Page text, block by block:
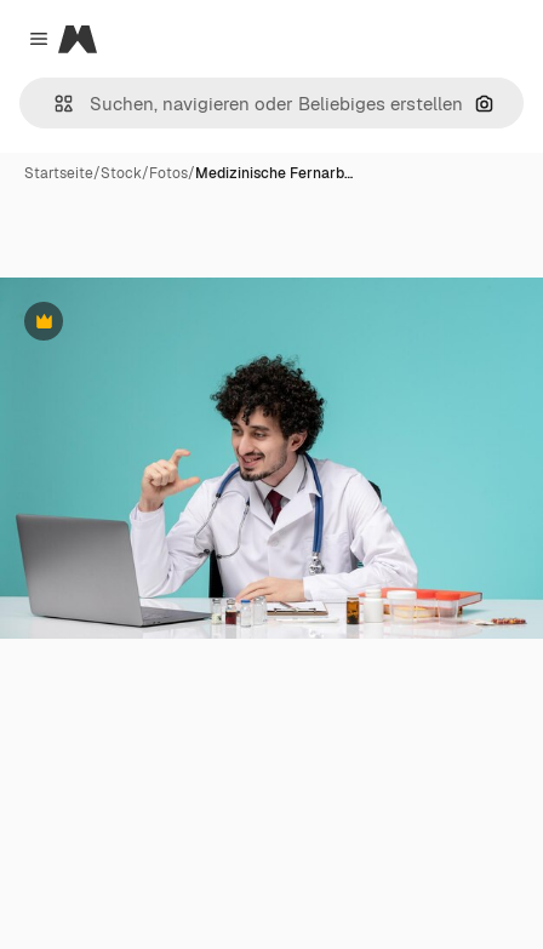
Close menu
Magnific
Nach
Startseite/Stock/Fotos/Medizinische Fernarb…
Premium